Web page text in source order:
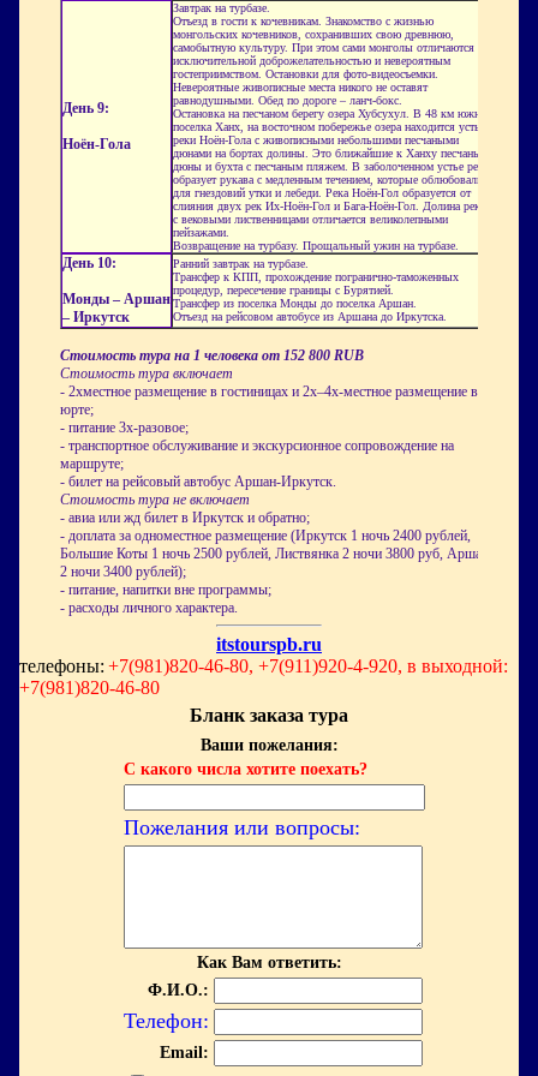
День 9:
Ноён-Гола
Завтрак на турбазе.
Отъезд в гости к кочевникам. Знакомство с жизнью
монгольских кочевников, сохранивших свою древнюю,
самобытную культуру. При этом сами монголы отличаются
исключительной доброжелательностью и невероятным
гостеприимством. Остановки для фото-видеосъемки.
Невероятные живописные места никого не оставят
равнодушными. Обед по дороге – ланч-бокс.
Остановка на песчаном берегу озера Хубсухул. В 48 км южнее
поселка Ханх, на восточном побережье озера находится устье
реки Ноён-Гола с живописными небольшими песчаными
дюнами на бортах долины. Это ближайшие к Ханху песчаные
дюны и бухта с песчаным пляжем. В заболоченном устье река
образует рукава с медленным течением, которые облюбовали
для гнездовий утки и лебеди. Река Ноён-Гол образуется от
слияния двух рек Их-Ноён-Гол и Бага-Ноён-Гол. Долина реки
с вековыми лиственницами отличается великолепными
пейзажами.
Возвращение на турбазу. Прощальный ужин на турбазе.
День 10:
Монды – Аршан
– Иркутск
Ранний завтрак на турбазе.
Трансфер к КПП, прохождение погранично-таможенных
процедур, пересечение границы с Бурятией.
Трансфер из поселка Монды до поселка Аршан.
Отъезд на рейсовом автобусе из Аршана до Иркутска.
Стоимость тура на 1 человека от 152 800 RUB
Стоимость тура включает
- 2хместное размещение в гостиницах и 2х–4х-местное размещение в
юрте;
- питание 3х-разовое;
- транспортное обслуживание и экскурсионное сопровождение на
маршруте;
- билет на рейсовый автобус Аршан-Иркутск.
Стоимость тура не включает
- авиа или жд билет в Иркутск и обратно;
- доплата за одноместное размещение (Иркутск 1 ночь 2400 рублей,
Большие Коты 1 ночь 2500 рублей, Листвянка 2 ночи 3800 руб, Аршан
2 ночи 3400 рублей);
- питание, напитки вне программы;
- расходы личного характера.
itstourspb.ru
телефоны: +7(981)820-46-80, +7(911)920-4-920, в выходной:
+7(981)820-46-80
Бланк заказа тура
Ваши пожелания:
С какого числа хотите поехать?
Пожелания или вопросы:
Как Вам ответить:
Ф.И.О.:
Телефон:
Email: